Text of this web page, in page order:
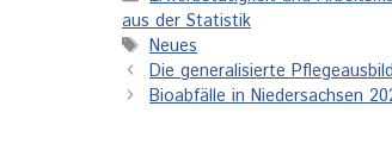
aus der Statistik
Schlagwörter
Neues
Die generalisierte
Bioabfälle in Niedersachsen